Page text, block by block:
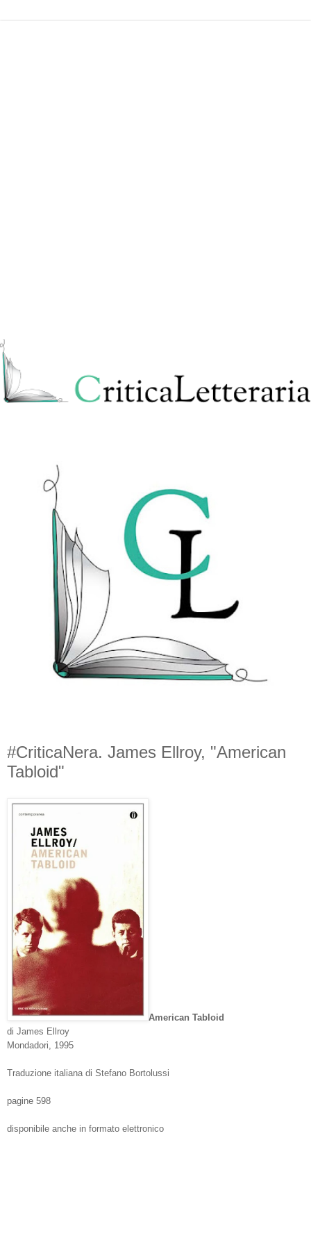
#CriticaNera. James Ellroy, "American
Tabloid"
American Tabloid
di James Ellroy
Mondadori, 1995
Traduzione italiana di Stefano Bortolussi
pagine 598
disponibile anche in formato elettronico